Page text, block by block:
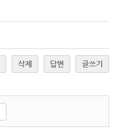
삭제 답변 글쓰기